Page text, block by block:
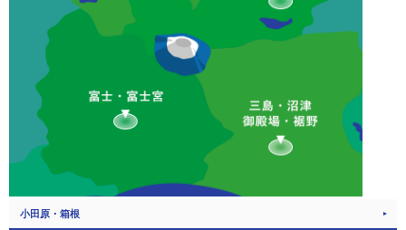
小田原・箱根